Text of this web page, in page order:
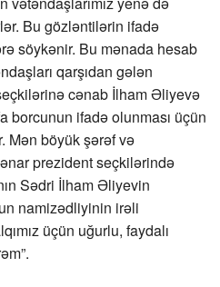
Bu gözləntilərin ifadə
söykənir. Bu mənada hesab
qarşıdan gələn
cənab İlham Əliyevə
borcunun ifadə olunması üçün
Mən böyük şərəf və
prezident seçkilərində
Sədri İlham Əliyevin
namizədliyinin irəli
üçün uğurlu, faydalı